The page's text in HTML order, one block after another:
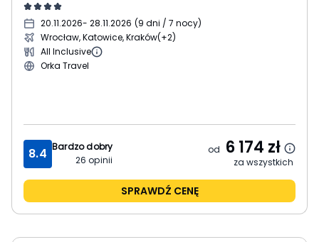
20.11.2026- 28.11.2026 (9 dni / 7 nocy)
Wrocław, Katowice, Kraków(+2)
All Inclusive
Orka Travel
8.4 Bardzo dobry
26 opinii
od 6 174 zł
za wszystkich
SPRAWDŹ CENĘ